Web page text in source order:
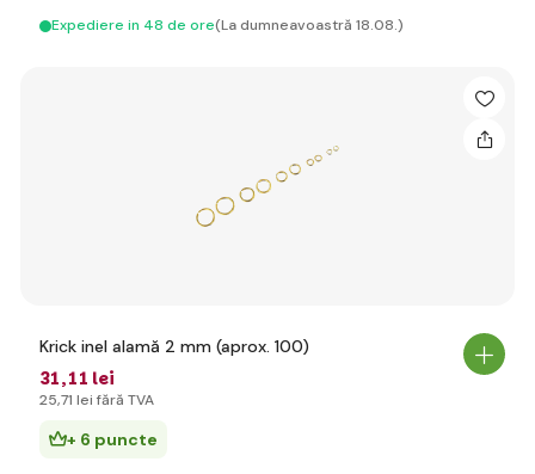
Expediere in 48 de ore(La dumneavoastră 18.08.)
Krick inel alamă 2 mm (aprox. 100)
31,11 lei
25,71 lei fără TVA
+ 6 puncte